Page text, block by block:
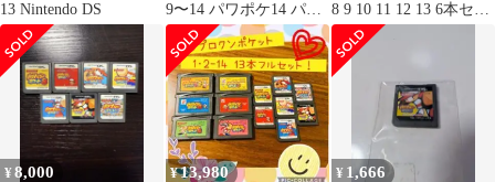
13 Nintendo DS
9〜14 パワポケ14 パワ
ポケ13 パワポケ9
8 9 10 11 12 13 6本セッ
ト
¥8,000 ¥13,980 ¥ 1,666